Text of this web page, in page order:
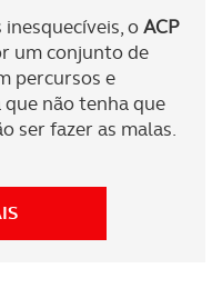
oACP
um conjunto de
percursos e
não tenha que
ser fazer as malas.